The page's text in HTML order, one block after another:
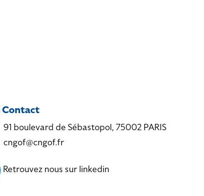
Contact
91 boulevard de Sébastopol, 75002 PARIS
cngof@cngof.fr
Retrouvez nous sur linkedin